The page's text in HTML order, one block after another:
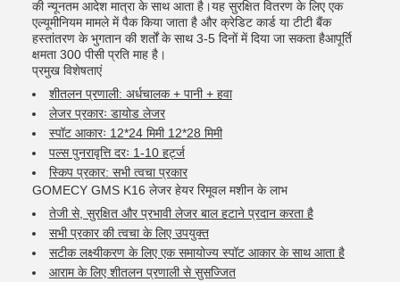
की न्यूनतम आदेश मात्रा के साथ आता है।यह सुरक्षित वितरण के लिए एक
एल्यूमीनियम मामले में पैक किया जाता है और क्रेडिट कार्ड या टीटी बैंक
हस्तांतरण के भुगतान की शर्तों के साथ 3-5 दिनों में दिया जा सकता हैआपूर्ति
क्षमता 300 पीसी प्रति माह है।
प्रमुख विशेषताएं
शीतलन प्रणाली: अर्धचालक + पानी + हवा
लेजर प्रकारः डायोड लेजर
स्पॉट आकारः 12*24 मिमी 12*28 मिमी
पल्स पुनरावृत्ति दरः 1-10 हर्ट्ज
स्किप प्रकार: सभी त्वचा प्रकार
GOMECY GMS K16 लेजर हेयर रिमूवल मशीन के लाभ
तेजी से, सुरक्षित और प्रभावी लेजर बाल हटाने प्रदान करता है
सभी प्रकार की त्वचा के लिए उपयुक्त
सटीक लक्ष्यीकरण के लिए एक समायोज्य स्पॉट आकार के साथ आता है
आराम के लिए शीतलन प्रणाली से सुसज्जित